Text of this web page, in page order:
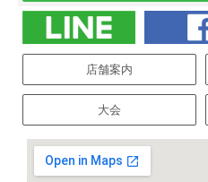
店舗案内
大会